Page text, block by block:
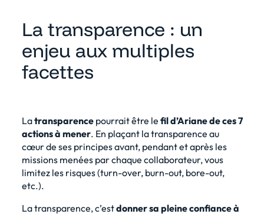
La transparence : un
enjeu aux multiples
facettes
Latransparence pourrait être le fil d’Ariane de ces 7
actions à mener. En plaçant la transparence au
cœur de ses principes avant, pendant et après les
missions menées par chaque collaborateur, vous
limitez les risques (turn-over, burn-out, bore-out,
etc.).
La transparence, c’estdonner sa pleine confiance à